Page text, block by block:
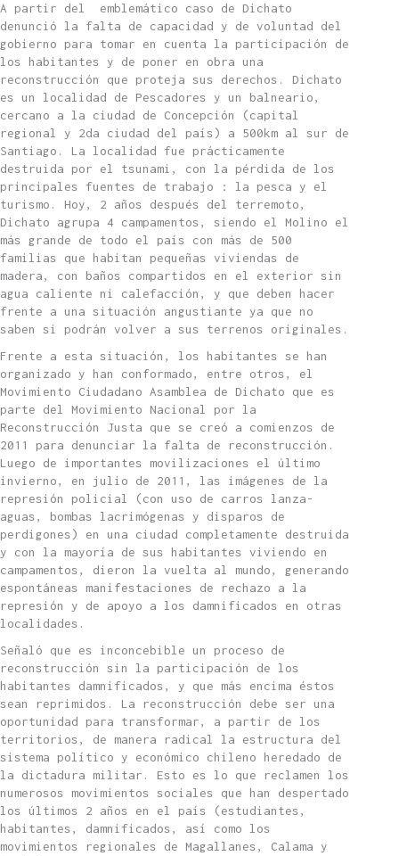
A partir del emblemático caso de Dichato
denunció la falta de capacidad y de voluntad del
gobierno para tomar en cuenta la participación de
los habitantes y de poner en obra una
reconstrucción que proteja sus derechos. Dichato
es un localidad de Pescadores y un balneario,
cercano a la ciudad de Concepción (capital
regional y 2da ciudad del país) a 500km al sur de
Santiago. La localidad fue prácticamente
destruida por el tsunami, con la pérdida de los
principales fuentes de trabajo : la pesca y el
turismo. Hoy, 2 años después del terremoto,
Dichato agrupa 4 campamentos, siendo el Molino el
más grande de todo el país con más de 500
familias que habitan pequeñas viviendas de
madera, con baños compartidos en el exterior sin
agua caliente ni calefacción, y que deben hacer
frente a una situación angustiante ya que no
saben si podrán volver a sus terrenos originales.
Frente a esta situación, los habitantes se han
organizado y han conformado, entre otros, el
Movimiento Ciudadano Asamblea de Dichato que es
parte del Movimiento Nacional por la
Reconstrucción Justa que se creó a comienzos de
2011 para denunciar la falta de reconstrucción.
Luego de importantes movilizaciones el último
invierno, en julio de 2011, las imágenes de la
represión policial (con uso de carros lanza-
aguas, bombas lacrimógenas y disparos de
perdigones) en una ciudad completamente destruida
y con la mayoría de sus habitantes viviendo en
campamentos, dieron la vuelta al mundo, generando
espontáneas manifestaciones de rechazo a la
represión y de apoyo a los damnificados en otras
localidades.
Señaló que es inconcebible un proceso de
reconstrucción sin la participación de los
habitantes damnificados, y que más encima éstos
sean reprimidos. La reconstrucción debe ser una
oportunidad para transformar, a partir de los
territorios, de manera radical la estructura del
sistema político y económico chileno heredado de
la dictadura militar. Esto es lo que reclamen los
numerosos movimientos sociales que han despertado
los últimos 2 años en el país (estudiantes,
habitantes, damnificados, así como los
movimientos regionales de Magallanes, Calama y